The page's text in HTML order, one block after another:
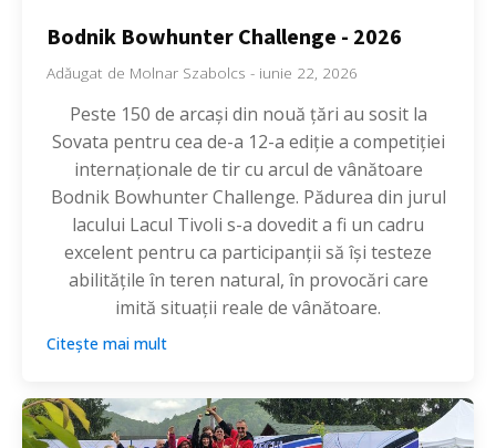
Bodnik Bowhunter Challenge - 2026
Adăugat de Molnar Szabolcs - iunie 22, 2026
Peste 150 de arcași din nouă țări au sosit la
Sovata pentru cea de-a 12-a ediție a competiției
internaționale de tir cu arcul de vânătoare
Bodnik Bowhunter Challenge. Pădurea din jurul
lacului Lacul Tivoli s-a dovedit a fi un cadru
excelent pentru ca participanții să își testeze
abilitățile în teren natural, în provocări care
imită situații reale de vânătoare.
Citește mai mult